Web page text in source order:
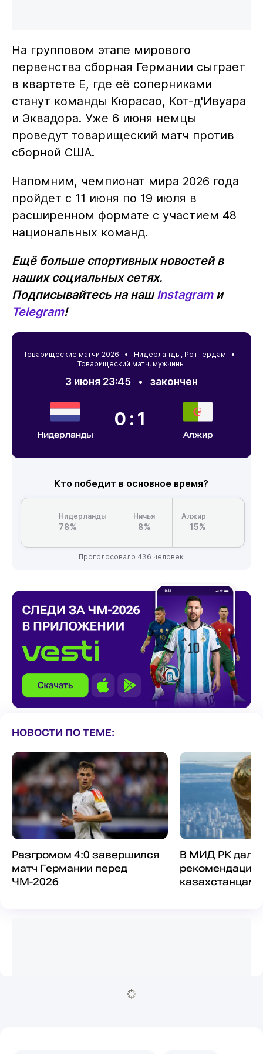
На групповом этапе мирового
первенства сборная Германии сыграет
в квартете E, где её соперниками
станут команды Кюрасао, Кот-д'Ивуара
и Эквадора. Уже 6 июня немцы
проведут товарищеский матч против
сборной США.
Напомним, чемпионат мира 2026 года
пройдет с 11 июня по 19 июля в
расширенном формате с участием 48
национальных команд.
Ещё больше спортивных новостей в
наших социальных сетях.
Подписывайтесь на нашInstagramи
Telegram!
Товарищеские матчи 2026 • Нидерланды, Роттердам •
Товарищеский матч, мужчины
3 июня 23:45• закончен
Нидерланды
0:1
Алжир
Кто победит в основное время?
Нидерланды
78%
Ничья
8%
Алжир
15%
Проголосовало 436 человек
НОВОСТИ ПО ТЕМЕ:
Разгромом 4:0 завершился
матч Германии перед
ЧМ-2026
В МИД РК дали
рекомендации
казахстанцам